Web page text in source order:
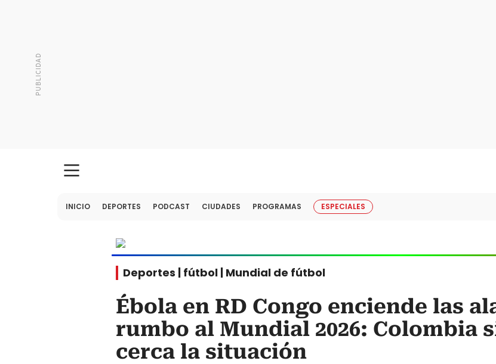
INICIO DEPORTES PODCAST CIUDADES PROGRAMAS ESPECIALES
Deportes | fútbol | Mundial de fútbol
Ébola en RD Congo enciende las
rumbo al Mundial 2026: Colombia
cerca la situación